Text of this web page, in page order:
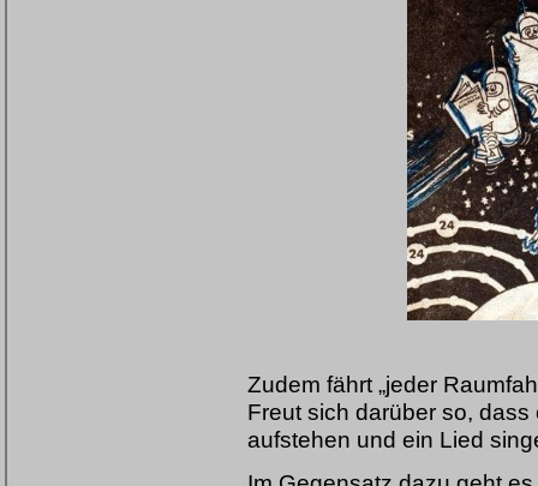
Zudem fährt „jeder
Freut sich darüber so,
aufstehen und ein Lied